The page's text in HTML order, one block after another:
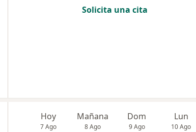
Solicita una cita
Hoy
7 Ago
Mañana
8 Ago
Dom
9 Ago
Lun
10 Ago